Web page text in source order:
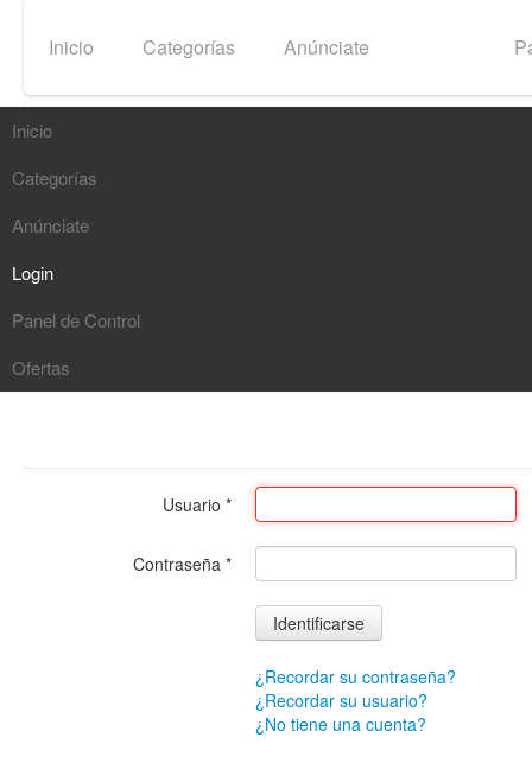
Inicio Categorías Anúnciate
Usuario *
Contraseña *
Identificarse
¿Recordar su contraseña?
¿Recordar su usuario?
¿No tiene una cuenta?
Inicio
Categorías
Anúnciate
Login
Panel de Control
Ofertas